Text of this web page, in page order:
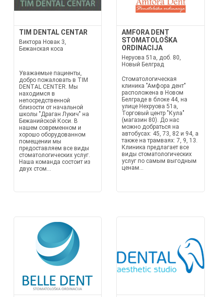
TIM DENTAL CENTAR
Виктора Новак 3,
Бежанская коса
Уважаемые пациенты,
добро пожаловать в TIM
DENTAL CENTER. Мы
находимся в
непосредственной
близости от начальной
школы "Драган Лукич" на
Бежанийской Коси. В
нашем современном и
хорошо оборудованном
помещении мы
предоставляем все виды
стоматологических услуг.
Наша команда состоит из
двух стом...
AMFORA DENT
STOMATOLOŠKA
ORDINACIJA
Неруова 51а, доб. 80,
Новый Белград
Стоматологическая
клиника "Амфора дент"
расположена в Новом
Белграде в блоке 44, на
улице Нехруова 51а,
Торговый центр "Кула"
(магазин 80). До нас
можно добраться на
автобусах: 45, 73, 82 и 94, а
также на трамваях: 7, 9, 13.
Клиника предлагает все
виды стоматологических
услуг по самым выгодным
ценам...